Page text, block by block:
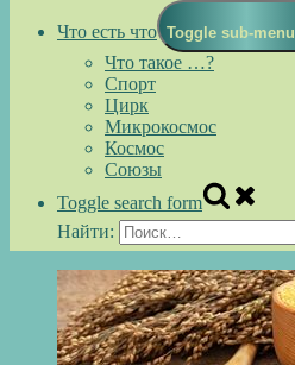
Что есть что Toggle sub-menu
Что такое …?
Спорт
Цирк
Микрокосмос
Космос
Союзы
Toggle search form
Найти: